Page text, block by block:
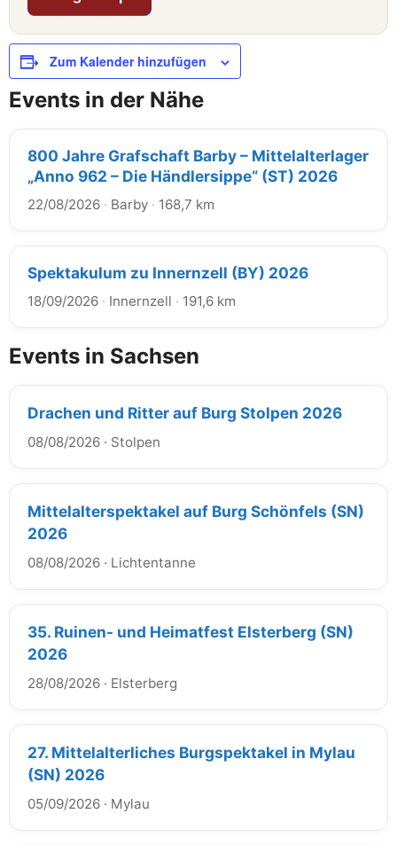
Zum Kalender hinzufügen
Events in der Nähe
800 Jahre Grafschaft Barby – Mittelalterlager
„Anno 962 – Die Händlersippe“ (ST) 2026
22/08/2026 · Barby · 168,7 km
Spektakulum zu Innernzell (BY) 2026
18/09/2026 · Innernzell · 191,6 km
Events in Sachsen
Drachen und Ritter auf Burg Stolpen 2026
08/08/2026 · Stolpen
Mittelalterspektakel auf Burg Schönfels (SN)
2026
08/08/2026 · Lichtentanne
35. Ruinen- und Heimatfest Elsterberg (SN)
2026
28/08/2026 · Elsterberg
27. Mittelalterliches Burgspektakel in Mylau
(SN) 2026
05/09/2026 · Mylau